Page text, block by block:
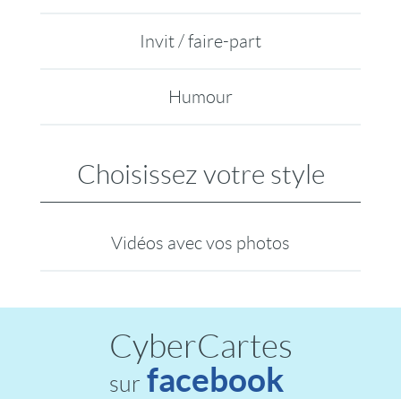
Invit / faire-part
Humour
Choisissez votre style
Vidéos avec vos photos
CyberCartes
sur facebook